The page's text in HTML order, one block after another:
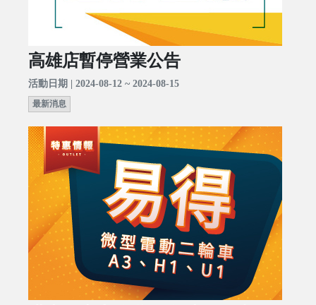
高雄店暫停營業公告
活動日期 | 2024-08-12 ~ 2024-08-15
最新消息